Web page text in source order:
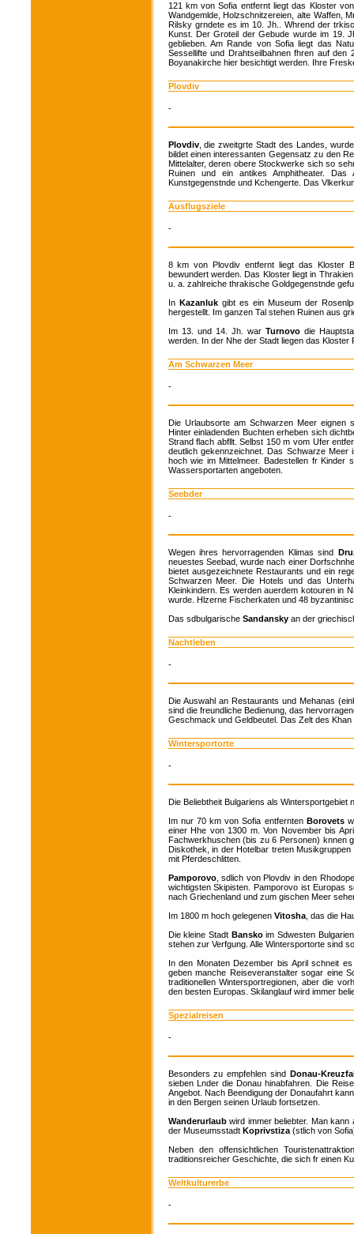
121 km von Sofia entfernt liegt das Kloster
Wandgemlde, Holzschnitzereien, alte Waffen,
Rilsky grndete es im 10. Jh.. Whrend der
Kunst. Der Groteil der Gebude wurde im 19.
geblieben. Am Rande von Sofia liegt das
Sessellifte und Drahtseilbahnen fhren auf den
Boyanakirche hier besichtigt werden. Ihre
Plovdiv
-
Plovdiv, die zweitgrte Stadt des Landes,
bildet einen interessanten Gegensatz zu den
Mittelalter, deren obere Stockwerke sich so
Ruinen und ein antikes Amphitheater. Das
Kunstgegenstnde und Kchengerte. Das
Ausflugsziele
-
8 km von Plovdiv entfernt liegt das Kloster
bewundert werden. Das Kloster liegt in
u. a. zahlreiche thrakische Goldgegenstnde
In Kazanlukgibt es ein Museum der
hergestellt. Im ganzen Tal stehen Ruinen aus
Im 13. und 14. Jh. war Turnovodie
werden. In der Nhe der Stadt liegen das
Am Schwarzen Meer
-
Die Urlaubsorte am Schwarzen Meer eignen
Hinter einladenden Buchten erheben sich
Strand flach abfllt. Selbst 150 m vom Ufer
deutlich gekennzeichnet. Das Schwarze
hoch wie im Mittelmeer. Badestellen fr Kinder
Wassersportarten angeboten.
Seebder
-
Wegen ihres hervorragenden Klimas sind
neuestes Seebad, wurde nach einer
bietet ausgezeichnete Restaurants und ein
Schwarzen Meer. Die Hotels und das
Kleinkindern. Es werden auerdem kotouren in
wurde. Hlzerne Fischerkaten und 48
Das sdbulgarische Sandansky an der
Nachtleben
-
Die Auswahl an Restaurants und Mehanas
sind die freundliche Bedienung, das
Geschmack und Geldbeutel. Das Zelt des
Wintersportorte
-
Die Beliebtheit Bulgariens als
Im nur 70 km von Sofia entfernten Borovets
einer Hhe von 1300 m. Von November bis
Fachwerkhuschen (bis zu 6 Personen) knnen
Diskothek, in der Hotelbar treten
mit Pferdeschlitten.
Pamporovo, sdlich von Plovdiv in den
wichtigsten Skipisten. Pamporovo ist Europas
nach Griechenland und zum gischen Meer
Im 1800 m hoch gelegenen Vitosha, das die
Die kleine Stadt Banskoim Sdwesten
stehen zur Verfgung. Alle Wintersportorte sind
In den Monaten Dezember bis April schneit
geben manche Reiseveranstalter sogar eine
traditionellen Wintersportregionen, aber die
den besten Europas. Skilanglauf wird immer
Spezialreisen
-
Besonders zu empfehlen sind
Donau-
sieben Lnder die Donau hinabfahren. Die
Angebot. Nach Beendigung der Donaufahrt
in den Bergen seinen Urlaub fortsetzen.
Wanderurlaubwird immer beliebter. Man
der Museumsstadt Koprivstiza(stlich von
Neben den offensichtlichen
traditionsreicher Geschichte, die sich fr einen
Weltkulturerbe
-